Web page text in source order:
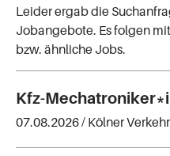
Leider ergab die
Jobangebote. Es folgen
bzw. ähnliche Jobs.
Kfz-
07.08.2026 / Kölner